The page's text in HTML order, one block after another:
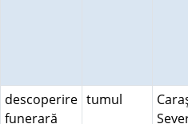
descoperire
funerară
tumul